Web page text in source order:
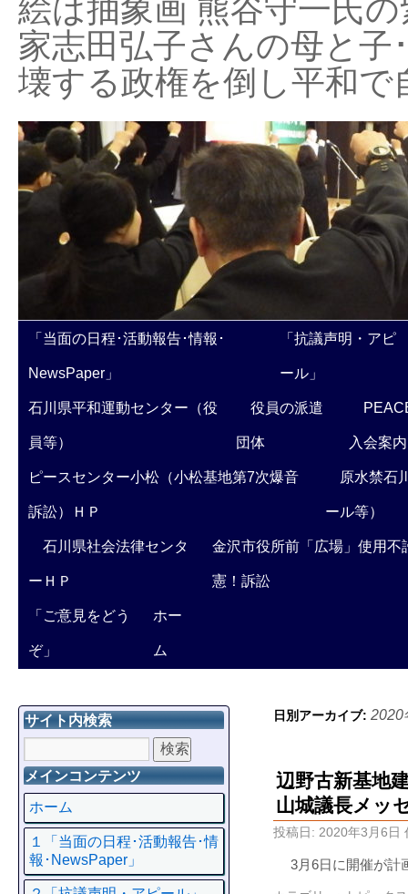
絵は抽象画 熊谷守一氏
家志田弘子さんの母と子
壊する政権を倒し平和
「当面の日程･活動報告･情報･
NewsPaper」
「抗議声明・アピ
ール」
石川県平和運動センター（役
員等）
役員の派遣
団体 入会案内
ピースセンター小松（小松基地第7次爆音
訴訟）ＨＰ
原水禁石
ール等）
石川県社会法律センタ
ーＨＰ
金沢市役所前「広場」使用不
憲！訴訟
「ご意見をどう
ぞ」
ホー
ム
日別アーカイブ: 2020
辺野古新基地
山城議長メ
投稿日: 2020年3月6日
3月6日に開催が計
サイト内検索
メインコンテンツ
ホーム
１「当面の日程･活動報告･情
報･NewsPaper」